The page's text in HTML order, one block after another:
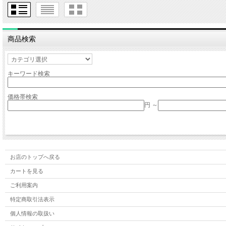
商品検索
キーワード検索
価格帯検索
円 ～
お店のトップへ戻る
カートを見る
ご利用案内
特定商取引法表示
個人情報の取扱い